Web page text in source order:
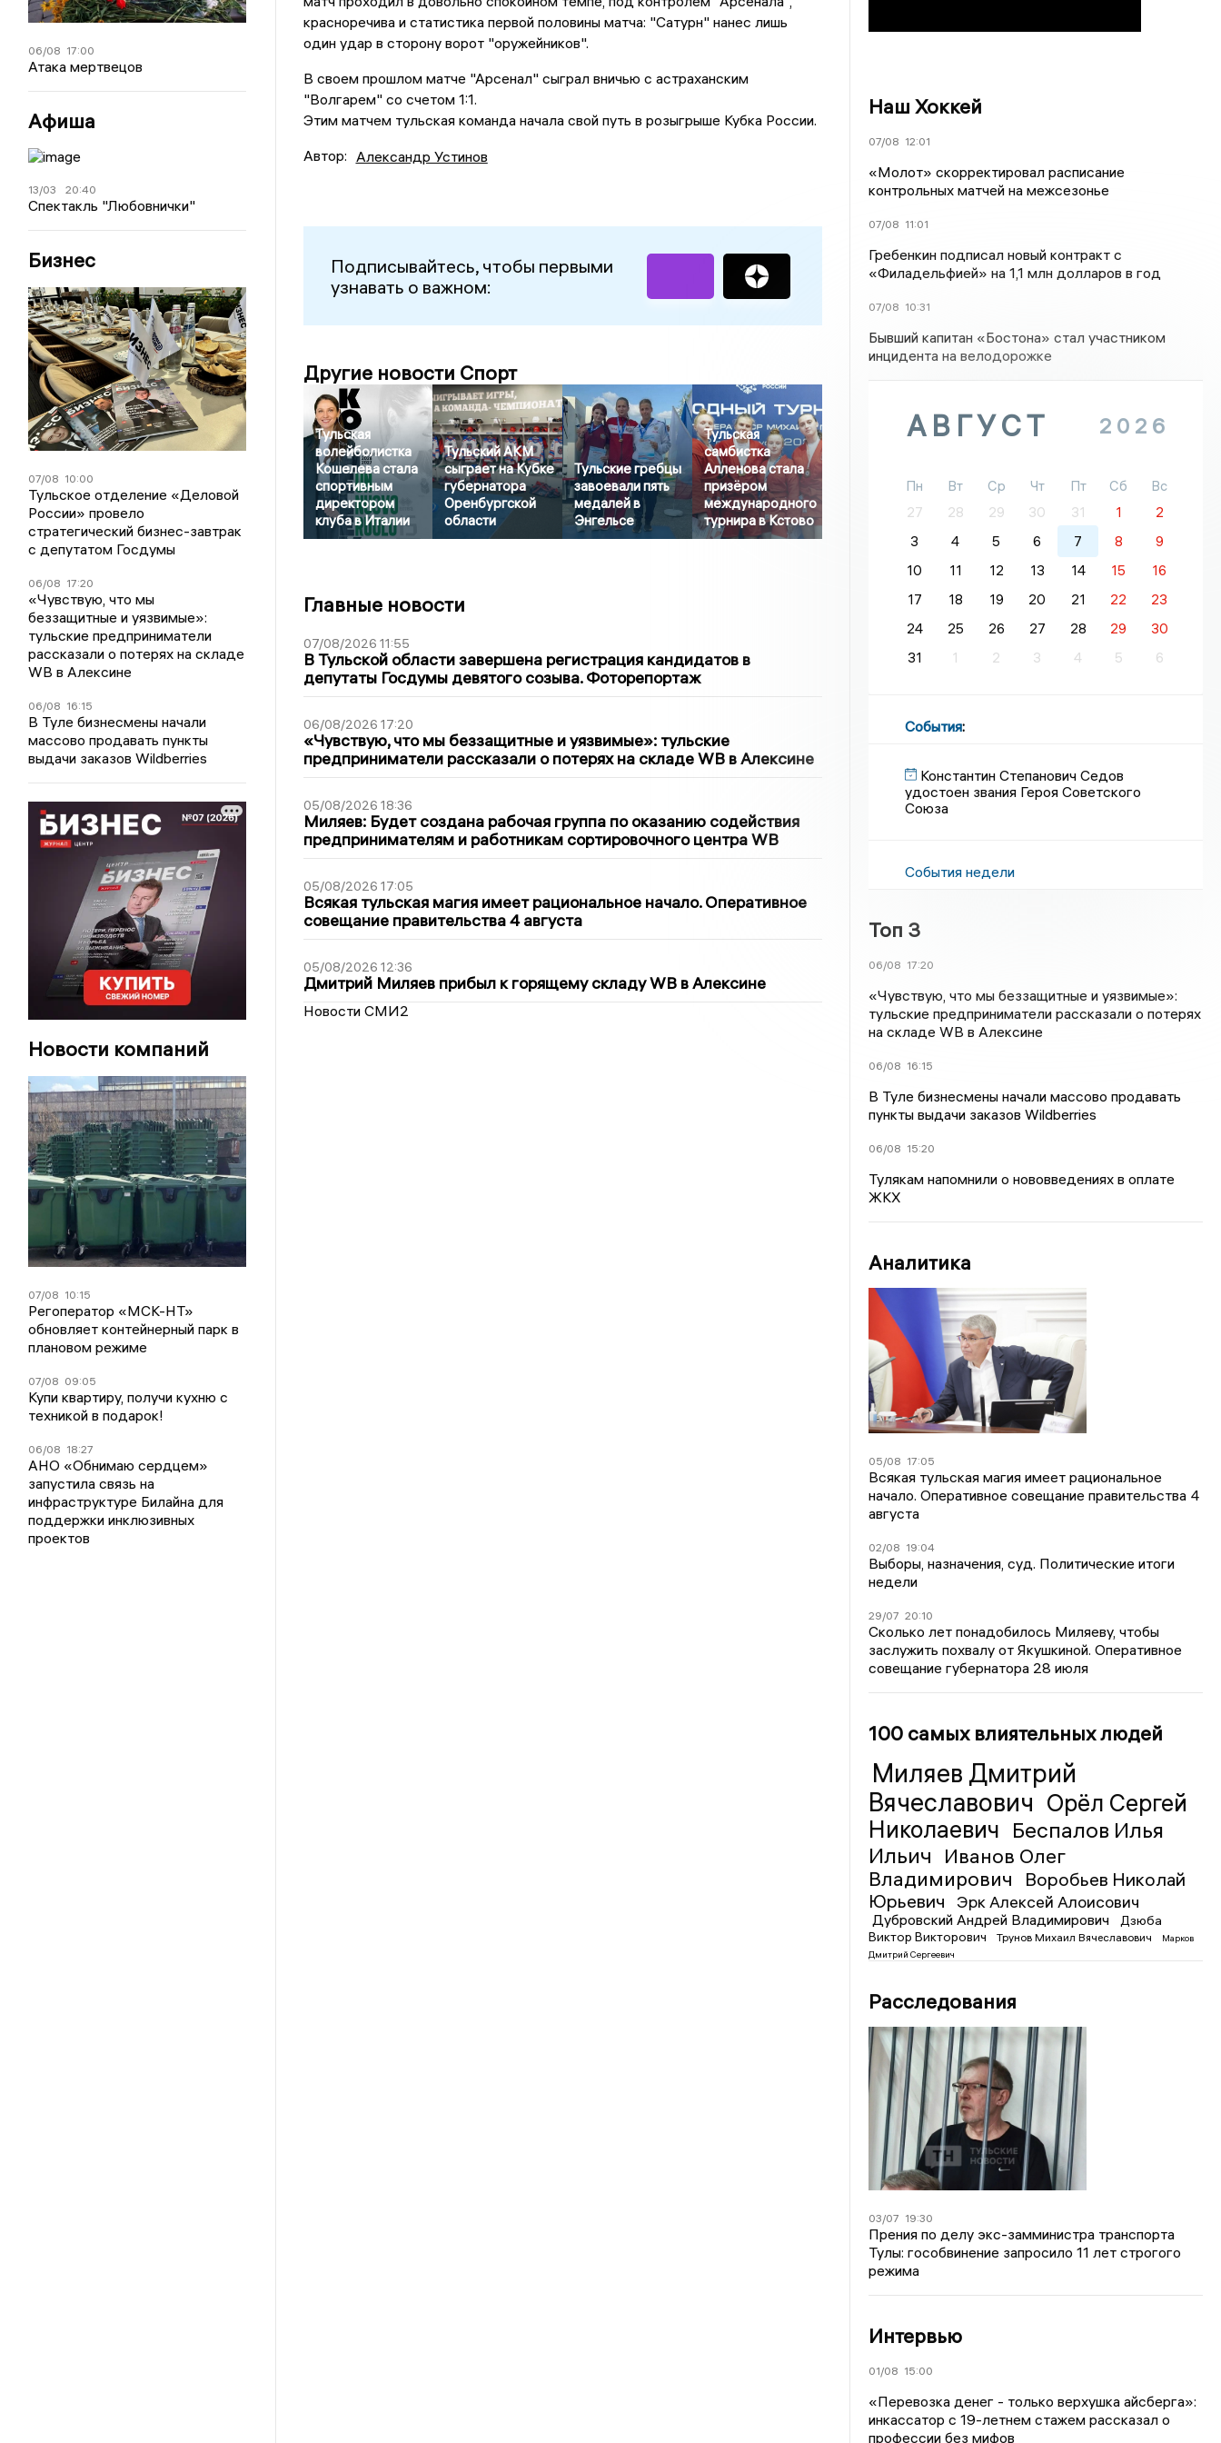
06/08 17:00
Атака мертвецов
Афиша
13/03 20:40
Спектакль "Любовнички"
Бизнес
07/08 10:00
Тульское отделение «Деловой
России» провело
стратегический бизнес-завтрак
с депутатом Госдумы
06/08 17:20
«Чувствую, что мы
беззащитные и уязвимые»:
тульские предприниматели
рассказали о потерях на складе
WB в Алексине
06/08 16:15
В Туле бизнесмены начали
массово продавать пункты
выдачи заказов Wildberries
Новости компаний
07/08 10:15
Регоператор «МСК-НТ»
обновляет контейнерный парк в
плановом режиме
07/08 09:05
Купи квартиру, получи кухню с
техникой в подарок!
06/08 18:27
АНО «Обнимаю сердцем»
запустила связь на
инфраструктуре Билайна для
поддержки инклюзивных
проектов
красноречива и статистика первой половины матча: "Сатурн" нанес лишь
один удар в сторону ворот "оружейников".
В своем прошлом матче "Арсенал" сыграл вничью с астраханским
"Волгарем" со счетом 1:1.
Этим матчем тульская команда начала свой путь в розыгрыше Кубка России.
Автор: Александр Устинов
Подписывайтесь, чтобы первыми
узнавать о важном:
Другие новости Спорт
Тульская
волейболистка
Кошелева стала
спортивным
директором
клуба в Италии
Тульский АКМ
сыграет на Кубке
губернатора
Оренбургской
области
Тульские гребцы
завоевали пять
медалей в
Энгельсе
Тульская
самбистка
Алленова стала
призёром
международного
турнира в Кстово
Главные новости
07/08/2026 11:55
В Тульской области завершена регистрация кандидатов в
депутаты Госдумы девятого созыва. Фоторепортаж
06/08/2026 17:20
«Чувствую, что мы беззащитные и уязвимые»: тульские
предприниматели рассказали о потерях на складе WB в Алексине
05/08/2026 18:36
Миляев: Будет создана рабочая группа по оказанию содействия
предпринимателям и работникам сортировочного центра WB
05/08/2026 17:05
Всякая тульская магия имеет рациональное начало. Оперативное
совещание правительства 4 августа
05/08/2026 12:36
Дмитрий Миляев прибыл к горящему складу WB в Алексине
Новости СМИ2
Наш Хоккей
07/08 12:01
«Молот» скорректировал расписание
контрольных матчей на межсезонье
07/08 11:01
Гребенкин подписал новый контракт с
«Филадельфией» на 1,1 млн долларов в год
07/08 10:31
Бывший капитан «Бостона» стал участником
инцидента на велодорожке
АВГУСТ 2026
Пн Вт Ср Чт Пт Сб
Вс
27
28 29 30 31 1
2
3
4 5 6 7 8
9
10
11 12 13 14 15
16
17
18 19 20 21 22
23
24
25 26 27 28 29
30
31
1 2 3 4 5 6
События:
Константин Степанович Седов
удостоен звания Героя Советского
Союза
События недели
Топ 3
06/08 17:20
«Чувствую, что мы беззащитные и уязвимые»:
тульские предприниматели рассказали о потерях
на складе WB в Алексине
06/08 16:15
В Туле бизнесмены начали массово продавать
пункты выдачи заказов Wildberries
06/08 15:20
Тулякам напомнили о нововведениях в оплате
ЖКХ
Аналитика
05/08 17:05
Всякая тульская магия имеет рациональное
начало. Оперативное совещание правительства 4
августа
02/08 19:04
Выборы, назначения, суд. Политические итоги
недели
29/07 20:10
Сколько лет понадобилось Миляеву, чтобы
заслужить похвалу от Якушкиной. Оперативное
совещание губернатора 28 июля
100 самых влиятельных людей
Миляев Дмитрий
Вячеславович Орёл Сергей
Николаевич Беспалов Илья
Ильич
Иванов Олег
Владимирович
Воробьев Николай
Юрьевич
Эрк Алексей Алоисович
Дубровский Андрей Владимирович
Дзюба
Виктор Викторович
Трунов Михаил Вячеславович
Марков
Дмитрий Сергеевич
Расследования
03/07 19:30
Прения по делу экс-замминистра транспорта
Тулы: гособвинение запросило 11 лет строгого
режима
Интервью
01/08 15:00
«Перевозка денег - только верхушка айсберга»:
инкассатор с 19-летнем стажем рассказал о
профессии без мифов